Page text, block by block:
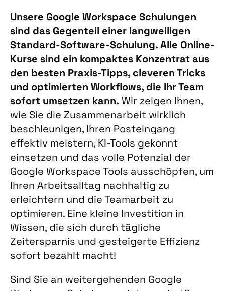
Unsere Google Workspace Schulungen
sind das Gegenteil einer langweiligen
Standard-Software-Schulung. Alle Online-
Kurse sind ein kompaktes Konzentrat aus
den besten Praxis-Tipps, cleveren Tricks
und optimierten Workflows, die Ihr Team
sofort umsetzen kann. Wir zeigen Ihnen,
wie Sie die Zusammenarbeit wirklich
beschleunigen, Ihren Posteingang
effektiv meistern, KI-Tools gekonnt
einsetzen und das volle Potenzial der
Google Workspace Tools ausschöpfen, um
Ihren Arbeitsalltag nachhaltig zu
erleichtern und die Teamarbeit zu
optimieren. Eine kleine Investition in
Wissen, die sich durch tägliche
Zeitersparnis und gesteigerte Effizienz
sofort bezahlt macht!
Sind Sie an weitergehenden Google